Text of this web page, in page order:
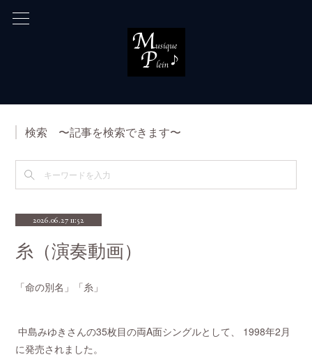
検索 〜記事を検索できます〜
2026.06.27 11:52
糸（演奏動画）
「命の別名」「糸」
中島みゆきさんの35枚目の両A面シングルとして、 1998年2月
に発売されました。